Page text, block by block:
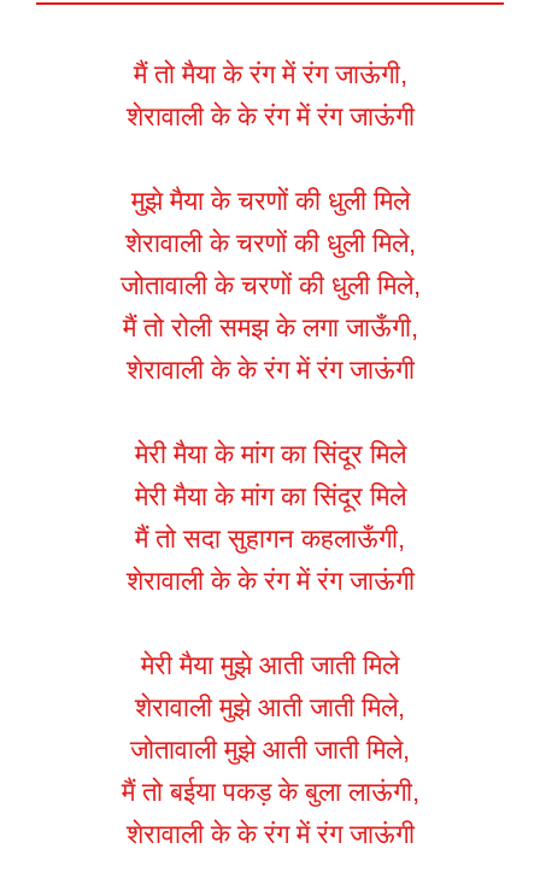
मैं तो मैया के रंग में रंग जाऊंगी,
शेरावाली के के रंग में रंग जाऊंगी
मुझे मैया के चरणों की धुली मिले
शेरावाली के चरणों की धुली मिले,
जोतावाली के चरणों की धुली मिले,
मैं तो रोली समझ के लगा जाऊँगी,
शेरावाली के के रंग में रंग जाऊंगी
मेरी मैया के मांग का सिंदूर मिले
मेरी मैया के मांग का सिंदूर मिले
मैं तो सदा सुहागन कहलाऊँगी,
शेरावाली के के रंग में रंग जाऊंगी
मेरी मैया मुझे आती जाती मिले
शेरावाली मुझे आती जाती मिले,
जोतावाली मुझे आती जाती मिले,
मैं तो बईया पकड़ के बुला लाऊंगी,
शेरावाली के के रंग में रंग जाऊंगी